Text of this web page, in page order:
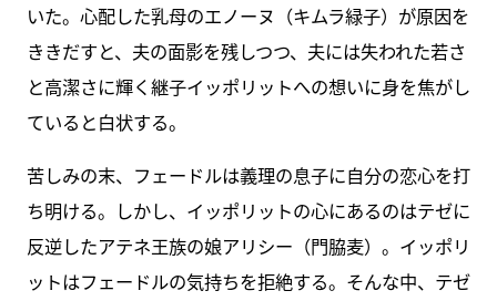
いた。心配した乳母のエノーヌ（キムラ緑子）が原因を
ききだすと、夫の面影を残しつつ、夫には失われた若さ
と高潔さに輝く継子イッポリットへの想いに身を焦がし
ていると白状する。
苦しみの末、フェードルは義理の息子に自分の恋心を打
ち明ける。しかし、イッポリットの心にあるのはテゼに
反逆したアテネ王族の娘アリシー（門脇麦）。イッポリ
ットはフェードルの気持ちを拒絶する。そんな中、テゼ